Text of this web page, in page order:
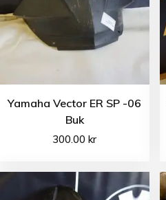
Yamaha Vector ER SP -06
Buk
300.00kr